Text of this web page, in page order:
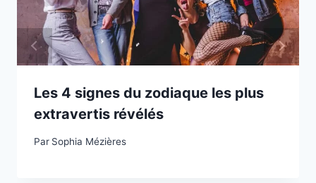
Les 4 signes du zodiaque les plus
extravertis révélés
Par Sophia Mézières